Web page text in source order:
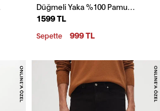
Düğmeli Yaka %100 Pamuk
Yazlık Flamlı Keten
Görünümlü Gömlek
1599 TL
Sepette 999 TL